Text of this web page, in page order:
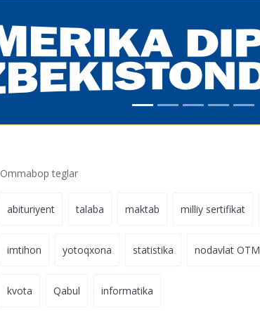
Ommabop teglar
abituriyent talaba maktab milliy sertifikat
imtihon yotoqxona statistika nodavlat OTM
kvota Qabul informatika